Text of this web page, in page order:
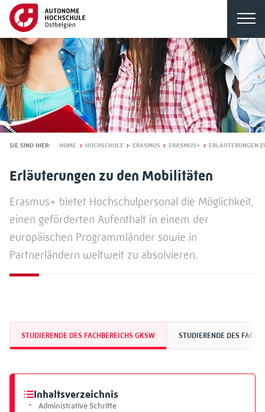
SIE SIND HIER: HOME HOCHSCHULE ERASMUS ERASMUS+ ERLÄUTERUNGEN
Erläuterungen zu den Mobilitäten
Erasmus+ bietet Hochschulpersonal die Möglichkeit,
einen geförderten Aufenthalt in einem der
europäischen Programmländer sowie in
Partnerländern weltweit zu absolvieren.
STUDIERENDE DES FACHBEREICHS GKSW STUDIERENDE DES
Inhaltsverzeichnis
Administrative Schritte